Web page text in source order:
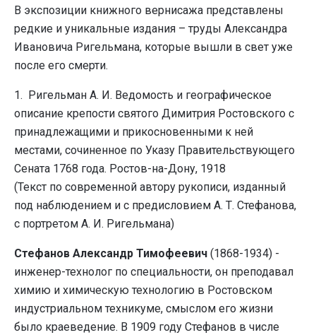
В экспозиции книжного вернисажа представлены
редкие и уникальные издания – труды Александра
Ивановича Ригельмана, которые вышли в свет уже
после его смерти.
1. Ригельман А. И. Ведомость и географическое
описание крепости святого Димитрия Ростовского с
принадлежащими и прикосновенными к ней
местами, сочиненное по Указу Правительствующего
Сената 1768 года. Ростов-на-Дону, 1918
(Текст по современной автору рукописи, изданный
под наблюдением и с предисловием А. Т. Стефанова,
с портретом А. И. Ригельмана)
Стефанов Александр Тимофеевич (1868-1934) -
инженер-технолог по специальности, он преподавал
химию и химическую технологию в Ростовском
индустриальном техникуме, смыслом его жизни
было краеведение. В 1909 году Стефанов в числе